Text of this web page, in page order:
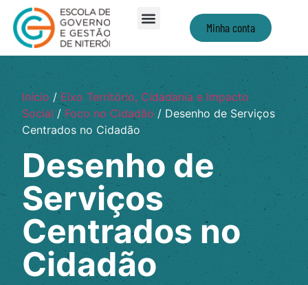
Minha conta
Início/Eixo Território, Cidadania e Impacto
Social / Foco no Cidadão / Desenho de Serviços
Centrados no Cidadão
Desenho de
Serviços
Centrados no
Cidadão